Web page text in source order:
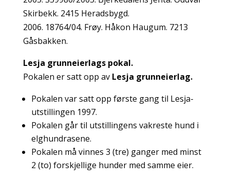
Skirbekk. 2415 Heradsbygd.
2006. 18764/04. Frøy. Håkon Haugum. 7213
Gåsbakken.
Lesja grunneierlags pokal.
Pokalen er satt opp av Lesja grunneierlag.
Pokalen var satt opp første gang til Lesja-
utstillingen 1997.
Pokalen går til utstillingens vakreste hund i
elghundrasene.
Pokalen må vinnes 3 (tre) ganger med minst
2 (to) forskjellige hunder med samme eier.